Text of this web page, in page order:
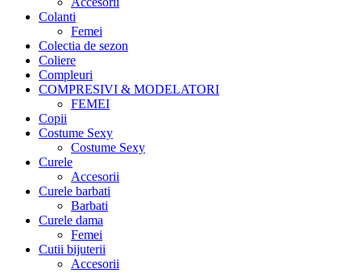
Colanti
Femei
Colectia de sezon
Coliere
Compleuri
COMPRESIVI & MODELATORI
FEMEI
Copii
Costume Sexy
Costume Sexy
Curele
Accesorii
Curele barbati
Barbati
Curele dama
Femei
Cutii bijuterii
Accesorii